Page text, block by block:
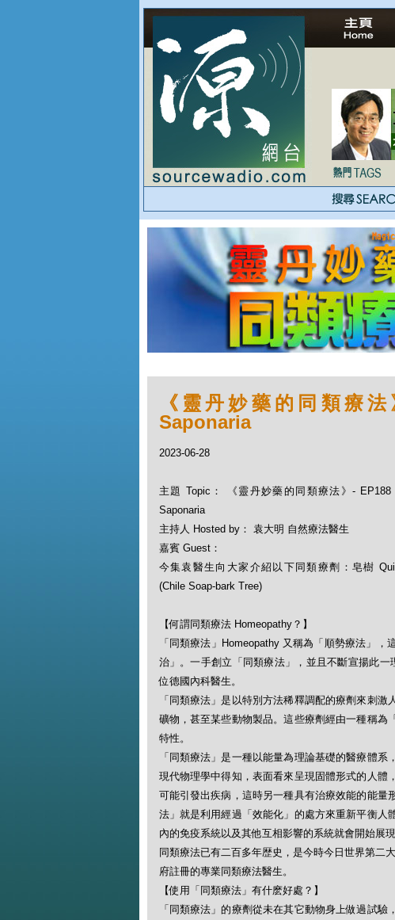
《靈丹妙藥的同類療
Saponaria
2023-06-28
主題 Topic： 《靈丹妙藥的同類療法》- EP188
Saponaria
主持人 Hosted by： 袁大明 自然療法醫生
嘉賓 Guest：
今集袁醫生向大家介紹以下同類療劑：皂樹
(Chile Soap-bark Tree)
【何謂同類療法 Homeopathy？】
「同類療法」Homeopathy 又稱為「順勢療法」
治」。一手創立「同類療法」，並且不斷宣揚此
位德國內科醫生。
「同類療法」是以特別方法稀釋調配的療劑來刺
礦物，甚至某些動物製品。這些療劑經由一種稱為
特性。
「同類療法」是一種以能量為理論基礎的醫療體
現代物理學中得知，表面看來呈現固體形式的人
可能引發出疾病，這時另一種具有治療效能的能量
法」就是利用經過「效能化」的處方來重新平衡人
內的免疫系統以及其他互相影響的系統就會開始展
同類療法已有二百多年歴史，是今時今日世界第二
府註冊的專業同類療法醫生。
【使用「同類療法」有什麽好處？】
「同類療法」的療劑從未在其它動物身上做過試